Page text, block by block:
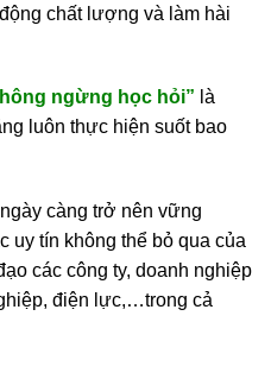
chất lượng và làm hài
ngừng học hỏi” là
luôn thực hiện suốt bao
càng trở nên vững
uy tín không thể bỏ qua của
các công ty, doanh nghiệp
điện lực,…trong cả